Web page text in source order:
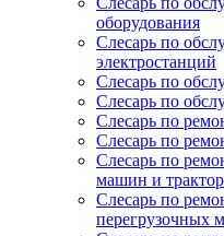
оборудования
Слесарь по
электростанций
Слесарь по
Слесарь по
Слесарь по
Слесарь по
Слесарь по
машин и
Слесарь по
перегрузочных